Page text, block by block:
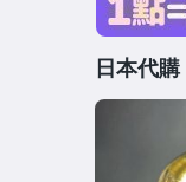
日本代購